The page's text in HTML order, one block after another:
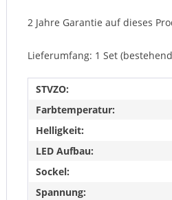
2 Jahre Garantie auf dieses
Lieferumfang: 1 Set
STVZO:
Farbtemperatur:
Helligkeit:
LED Aufbau:
Sockel:
Spannung: